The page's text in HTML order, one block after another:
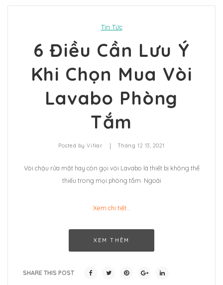
Tin Tức
6 Điều Cần Lưu Ý
Khi Chọn Mua Vòi
Lavabo Phòng
Tắm
Posted byViNar | Tháng 12 13, 2021
Vòi chậu rửa mặt hay còn gọi vòi Lavabo là thiết bị không thể
thiếu trong mọi phòng tắm. Ngoài
Xem chi tiết…
XEM THÊM
SHARE THIS POST